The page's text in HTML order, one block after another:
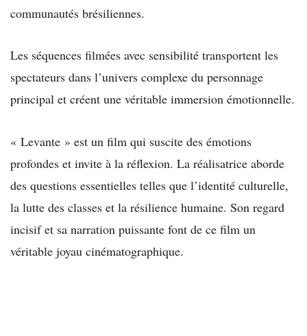
communautés brésiliennes.
Les séquences filmées avec sensibilité transportent les
spectateurs dans l’univers complexe du personnage
principal et créent une véritable immersion émotionnelle.
« Levante » est un film qui suscite des émotions
profondes et invite à la réflexion. La réalisatrice aborde
des questions essentielles telles que l’identité culturelle,
la lutte des classes et la résilience humaine. Son regard
incisif et sa narration puissante font de ce film un
véritable joyau cinématographique.